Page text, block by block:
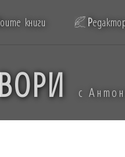
оите книги Р
с